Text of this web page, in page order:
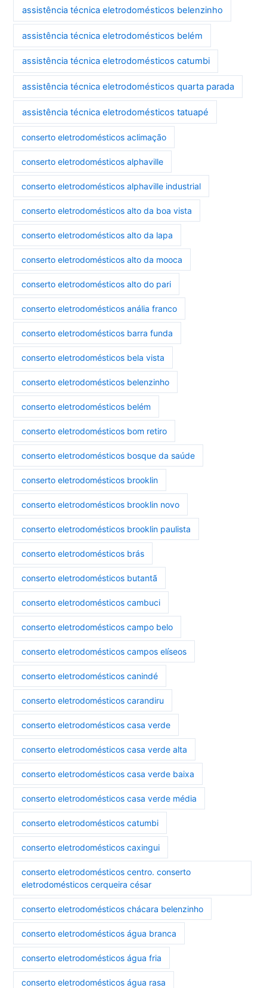
assistência técnica eletrodomésticos belenzinho
assistência técnica eletrodomésticos belém
assistência técnica eletrodomésticos catumbi
assistência técnica eletrodomésticos quarta parada
assistência técnica eletrodomésticos tatuapé
conserto eletrodomésticos aclimação
conserto eletrodomésticos alphaville
conserto eletrodomésticos alphaville industrial
conserto eletrodomésticos alto da boa vista
conserto eletrodomésticos alto da lapa
conserto eletrodomésticos alto da mooca
conserto eletrodomésticos alto do pari
conserto eletrodomésticos anália franco
conserto eletrodomésticos barra funda
conserto eletrodomésticos bela vista
conserto eletrodomésticos belenzinho
conserto eletrodomésticos belém
conserto eletrodomésticos bom retiro
conserto eletrodomésticos bosque da saúde
conserto eletrodomésticos brooklin
conserto eletrodomésticos brooklin novo
conserto eletrodomésticos brooklin paulista
conserto eletrodomésticos brás
conserto eletrodomésticos butantã
conserto eletrodomésticos cambuci
conserto eletrodomésticos campo belo
conserto eletrodomésticos campos elíseos
conserto eletrodomésticos canindé
conserto eletrodomésticos carandiru
conserto eletrodomésticos casa verde
conserto eletrodomésticos casa verde alta
conserto eletrodomésticos casa verde baixa
conserto eletrodomésticos casa verde média
conserto eletrodomésticos catumbi
conserto eletrodomésticos caxingui
conserto eletrodomésticos centro. conserto
eletrodomésticos cerqueira césar
conserto eletrodomésticos chácara belenzinho
conserto eletrodomésticos água branca
conserto eletrodomésticos água fria
conserto eletrodomésticos água rasa